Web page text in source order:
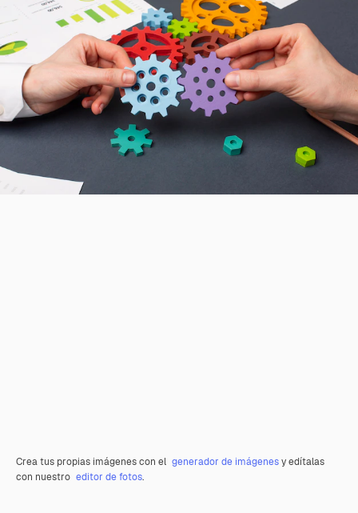
Crea tus propias imágenes con el generador de imágenesy edítalas
con nuestro editor de fotos.